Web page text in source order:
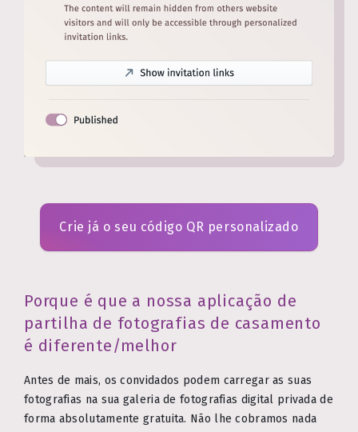
Crie já o seu código QR personalizado
Porque é que a nossa aplicação de
partilha de fotografias de casamento
é diferente/melhor
Antes de mais, os convidados podem carregar as suas
fotografias na sua galeria de fotografias digital privada de
forma absolutamente gratuita. Não lhe cobramos nada